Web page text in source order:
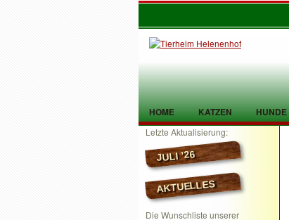
HOME KATZEN HUNDE
TIER GEFUNDEN KONTAKT
Letzte Aktualisierung:
JULI ’26
AKTUELLES
Die Wunschliste unserer